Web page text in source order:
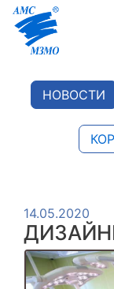
НОВОСТИ
14.05.2020